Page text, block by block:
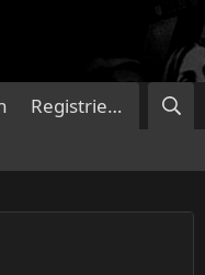
Registrieren